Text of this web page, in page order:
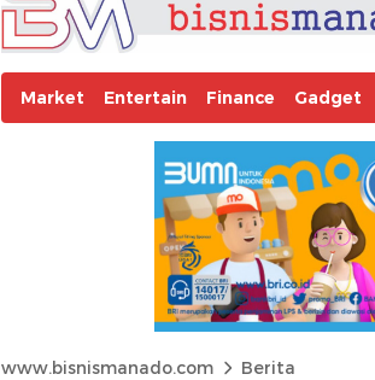
Market Entertain Finance Gadget
www.bisnismanado.com Berita